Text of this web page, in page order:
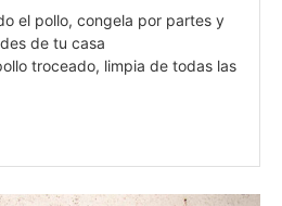
el pollo, congela por partes y
de tu casa
troceado, limpia de todas las